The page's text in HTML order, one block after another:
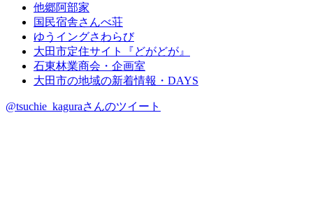
他郷阿部家
国民宿舎さんべ荘
ゆうイングさわらび
大田市定住サイト『どがどが』
石東林業商会・企画室
大田市の地域の新着情報・DAYS
@tsuchie_kaguraさんのツイート